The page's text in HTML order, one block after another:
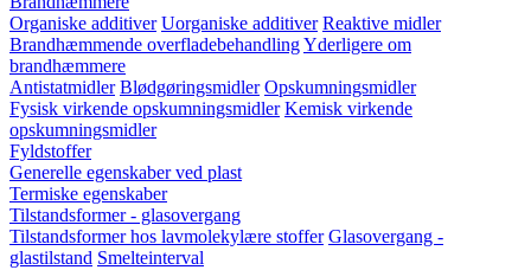
Organiske additiver Uorganiske additiver Reaktive midler
Brandhæmmende overfladebehandlingYderligere om
brandhæmmere
Antistatmidler Blødgøringsmidler Opskumningsmidler
Fysisk virkende opskumningsmidler Kemisk virkende
opskumningsmidler
Fyldstoffer
Generelle egenskaber ved plast
Termiske egenskaber
Tilstandsformer - glasovergang
Tilstandsformer hos lavmolekylære stoffer Glasovergang -
glastilstand Smelteinterval